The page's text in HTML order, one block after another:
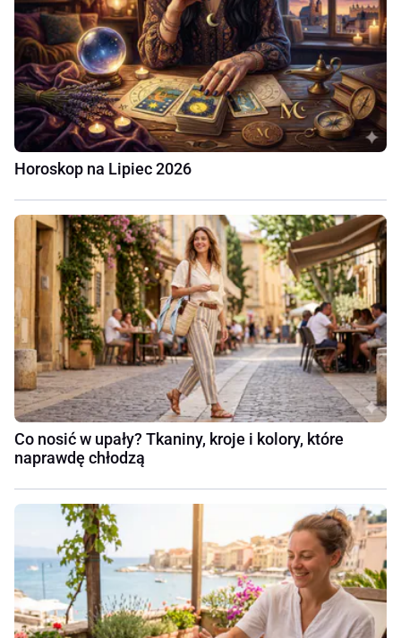
Horoskop na Lipiec 2026
Co nosić w upały? Tkaniny, kroje i kolory, które
naprawdę chłodzą